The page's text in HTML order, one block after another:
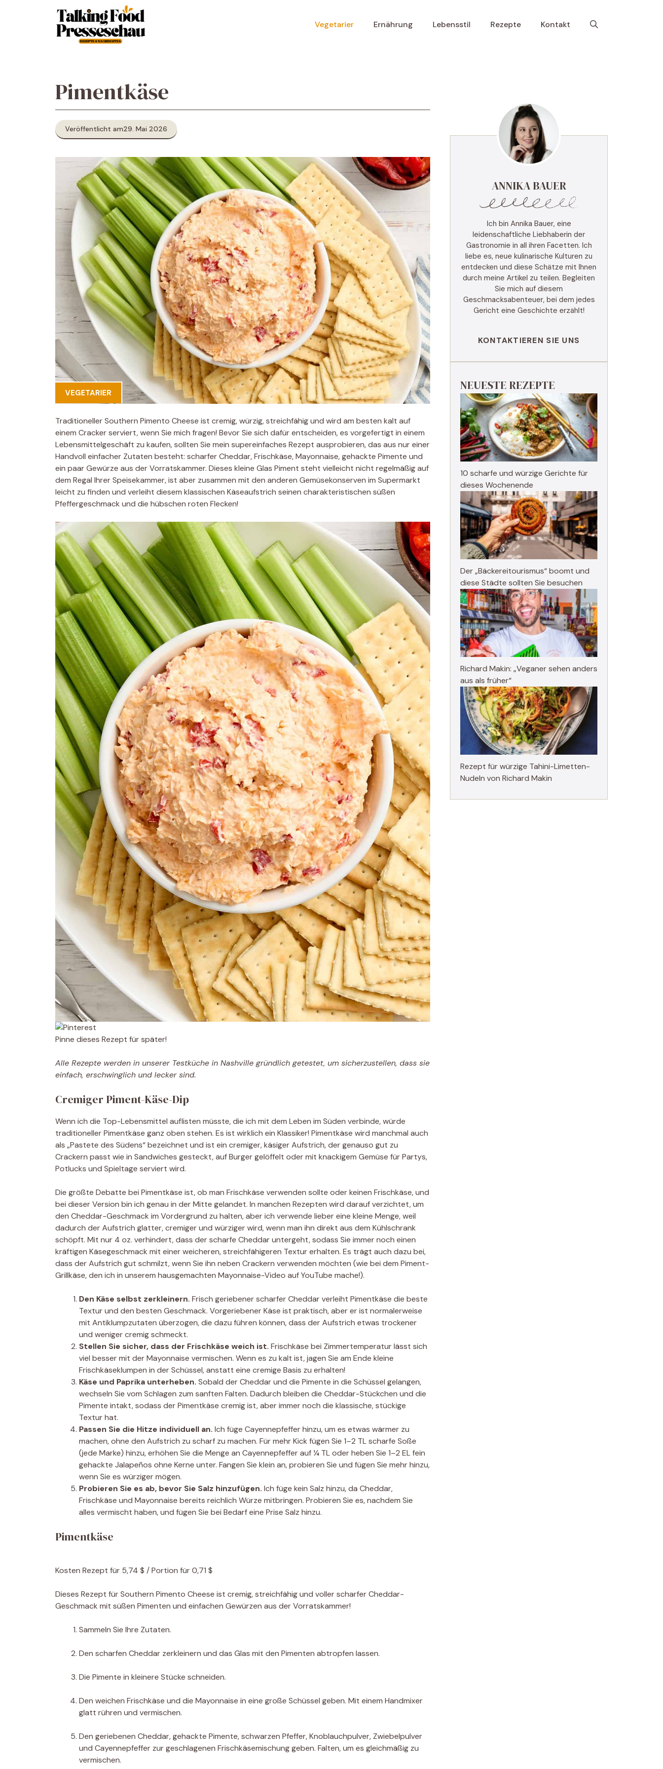
Vegetarier Ernährung Lebensstil Rezepte Kontakt
Pimentkäse
Veröffentlicht am29. Mai 2026
VEGETARIER
Traditioneller Southern Pimento Cheese ist cremig, würzig, streichfähig und wird am besten kalt auf
einem Cracker serviert, wenn Sie mich fragen! Bevor Sie sich dafür entscheiden, es vorgefertigt in einem
Lebensmittelgeschäft zu kaufen, sollten Sie mein supereinfaches Rezept ausprobieren, das aus nur einer
Handvoll einfacher Zutaten besteht: scharfer Cheddar, Frischkäse, Mayonnaise, gehackte Pimente und
ein paar Gewürze aus der Vorratskammer. Dieses kleine Glas Piment steht vielleicht nicht regelmäßig auf
dem Regal Ihrer Speisekammer, ist aber zusammen mit den anderen Gemüsekonserven im Supermarkt
leicht zu finden und verleiht diesem klassischen Käseaufstrich seinen charakteristischen süßen
Pfeffergeschmack und die hübschen roten Flecken!
Pinne dieses Rezept für später!
Alle Rezepte werden in unserer Testküche in Nashville gründlich getestet, um sicherzustellen, dass sie
einfach, erschwinglich und lecker sind.
Cremiger Piment-Käse-Dip
Wenn ich die Top-Lebensmittel auflisten müsste, die ich mit dem Leben im Süden verbinde, würde
traditioneller Pimentkäse ganz oben stehen. Es ist wirklich ein Klassiker! Pimentkäse wird manchmal auch
als „Pastete des Südens“ bezeichnet und ist ein cremiger, käsiger Aufstrich, der genauso gut zu
Crackern passt wie in Sandwiches gesteckt, auf Burger gelöffelt oder mit knackigem Gemüse für Partys,
Potlucks und Spieltage serviert wird.
Die größte Debatte bei Pimentkäse ist, ob man Frischkäse verwenden sollte oder keinen Frischkäse, und
bei dieser Version bin ich genau in der Mitte gelandet. In manchen Rezepten wird darauf verzichtet, um
den Cheddar-Geschmack im Vordergrund zu halten, aber ich verwende lieber eine kleine Menge, weil
dadurch der Aufstrich glatter, cremiger und würziger wird, wenn man ihn direkt aus dem Kühlschrank
schöpft. Mit nur 4 oz. verhindert, dass der scharfe Cheddar untergeht, sodass Sie immer noch einen
kräftigen Käsegeschmack mit einer weicheren, streichfähigeren Textur erhalten. Es trägt auch dazu bei,
dass der Aufstrich gut schmilzt, wenn Sie ihn neben Crackern verwenden möchten (wie bei dem Piment-
Grillkäse, den ich in unserem hausgemachten Mayonnaise-Video auf YouTube mache!).
Den Käse selbst zerkleinern. Frisch geriebener scharfer Cheddar verleiht Pimentkäse die beste
Textur und den besten Geschmack. Vorgeriebener Käse ist praktisch, aber er ist normalerweise
mit Antiklumpzutaten überzogen, die dazu führen können, dass der Aufstrich etwas trockener
und weniger cremig schmeckt.
Stellen Sie sicher, dass der Frischkäse weich ist. Frischkäse bei Zimmertemperatur lässt sich
viel besser mit der Mayonnaise vermischen. Wenn es zu kalt ist, jagen Sie am Ende kleine
Frischkäseklumpen in der Schüssel, anstatt eine cremige Basis zu erhalten!
Käse und Paprika unterheben. Sobald der Cheddar und die Pimente in die Schüssel gelangen,
wechseln Sie vom Schlagen zum sanften Falten. Dadurch bleiben die Cheddar-Stückchen und die
Pimente intakt, sodass der Pimentkäse cremig ist, aber immer noch die klassische, stückige
Textur hat.
Passen Sie die Hitze individuell an. Ich füge Cayennepfeffer hinzu, um es etwas wärmer zu
machen, ohne den Aufstrich zu scharf zu machen. Für mehr Kick fügen Sie 1–2 TL scharfe Soße
(jede Marke) hinzu, erhöhen Sie die Menge an Cayennepfeffer auf ¼ TL oder heben Sie 1–2 EL fein
gehackte Jalapeños ohne Kerne unter. Fangen Sie klein an, probieren Sie und fügen Sie mehr hinzu,
wenn Sie es würziger mögen.
Probieren Sie es ab, bevor Sie Salz hinzufügen. Ich füge kein Salz hinzu, da Cheddar,
Frischkäse und Mayonnaise bereits reichlich Würze mitbringen. Probieren Sie es, nachdem Sie
alles vermischt haben, und fügen Sie bei Bedarf eine Prise Salz hinzu.
Pimentkäse
Kosten Rezept für 5,74 $ / Portion für 0,71 $
Dieses Rezept für Southern Pimento Cheese ist cremig, streichfähig und voller scharfer Cheddar-
Geschmack mit süßen Pimenten und einfachen Gewürzen aus der Vorratskammer!
Sammeln Sie Ihre Zutaten.
Den scharfen Cheddar zerkleinern und das Glas mit den Pimenten abtropfen lassen.
Die Pimente in kleinere Stücke schneiden.
Den weichen Frischkäse und die Mayonnaise in eine große Schüssel geben. Mit einem Handmixer
glatt rühren und vermischen.
Den geriebenen Cheddar, gehackte Pimente, schwarzen Pfeffer, Knoblauchpulver, Zwiebelpulver
und Cayennepfeffer zur geschlagenen Frischkäsemischung geben. Falten, um es gleichmäßig zu
vermischen.
ANNIKA BAUER
Ich bin Annika Bauer, eine
leidenschaftliche Liebhaberin der
Gastronomie in all ihren Facetten. Ich
liebe es, neue kulinarische Kulturen zu
entdecken und diese Schätze mit Ihnen
durch meine Artikel zu teilen. Begleiten
Sie mich auf diesem
Geschmacksabenteuer, bei dem jedes
Gericht eine Geschichte erzählt!
KONTAKTIEREN SIE UNS
NEUESTE REZEPTE
10 scharfe und würzige Gerichte für
dieses Wochenende
Der „Bäckereitourismus“ boomt und
diese Städte sollten Sie besuchen
Richard Makin: „Veganer sehen anders
aus als früher“
Rezept für würzige Tahini-Limetten-
Nudeln von Richard Makin